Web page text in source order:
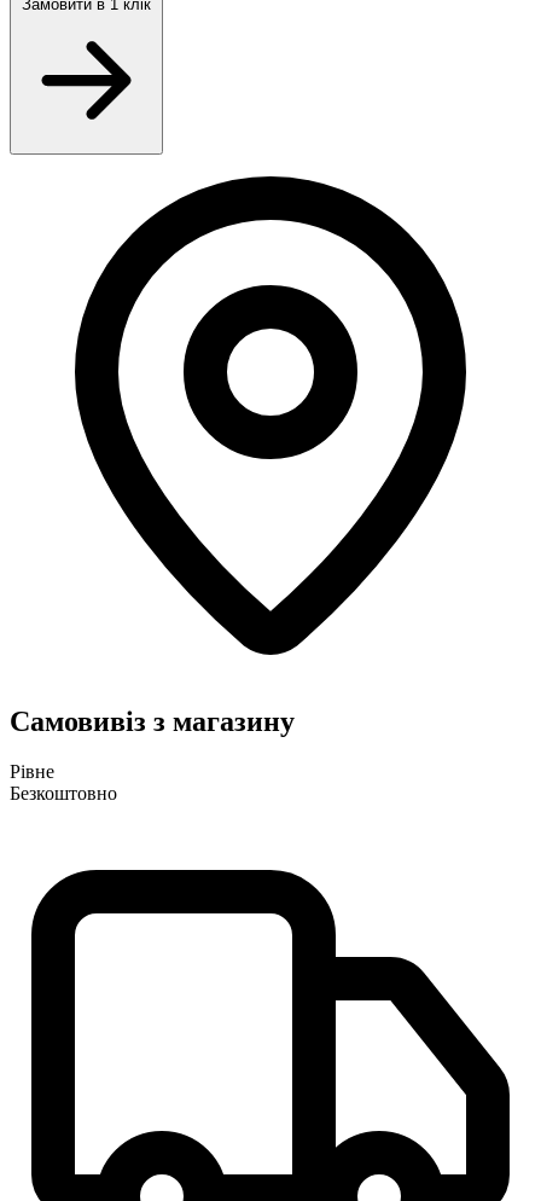
Замовити в 1 клік
Самовивіз з магазину
Рівне
Безкоштовно